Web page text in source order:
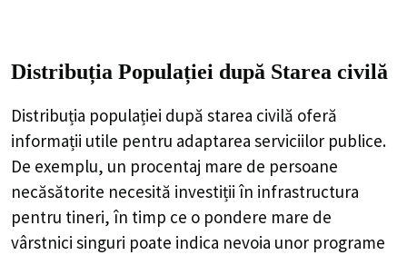
Distribuția Populației după Starea civilă
Distribuția populației după starea civilă oferă
informații utile pentru adaptarea serviciilor publice.
De exemplu, un procentaj mare de persoane
necăsătorite necesită investiții în infrastructura
pentru tineri, în timp ce o pondere mare de
vârstnici singuri poate indica nevoia unor programe